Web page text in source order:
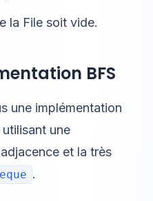
la File soit vide.
BFS
une implémentation
une
et la très
.